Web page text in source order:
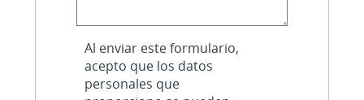
Al enviar este formulario,
acepto que los datos
personales que